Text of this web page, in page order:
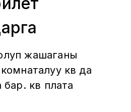
жашаганы
кв да
бар. кв плата